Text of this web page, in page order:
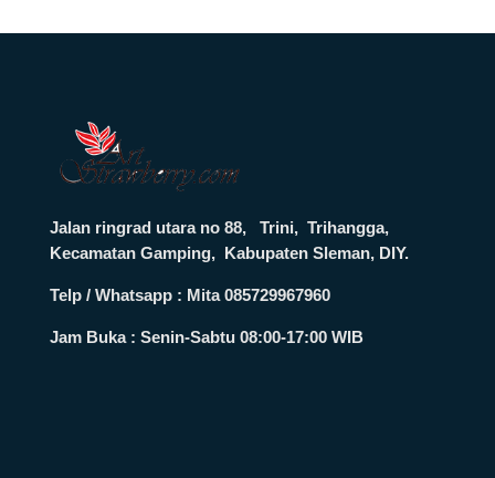
Jalan ringrad utara no 88, Trini, Trihangga,
Kecamatan Gamping, Kabupaten Sleman, DIY.
Telp / Whatsapp : Mita 085729967960
Jam Buka : Senin-Sabtu 08:00-17:00 WIB